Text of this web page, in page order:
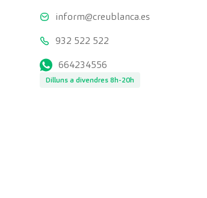
inform@creublanca.es
932 522 522
664234556
Dilluns a divendres 8h-20h